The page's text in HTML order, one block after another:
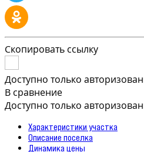
Скопировать ссылку
Доступно только
В сравнение
Доступно только
Характеристики участка
Описание поселка
Динамика цены